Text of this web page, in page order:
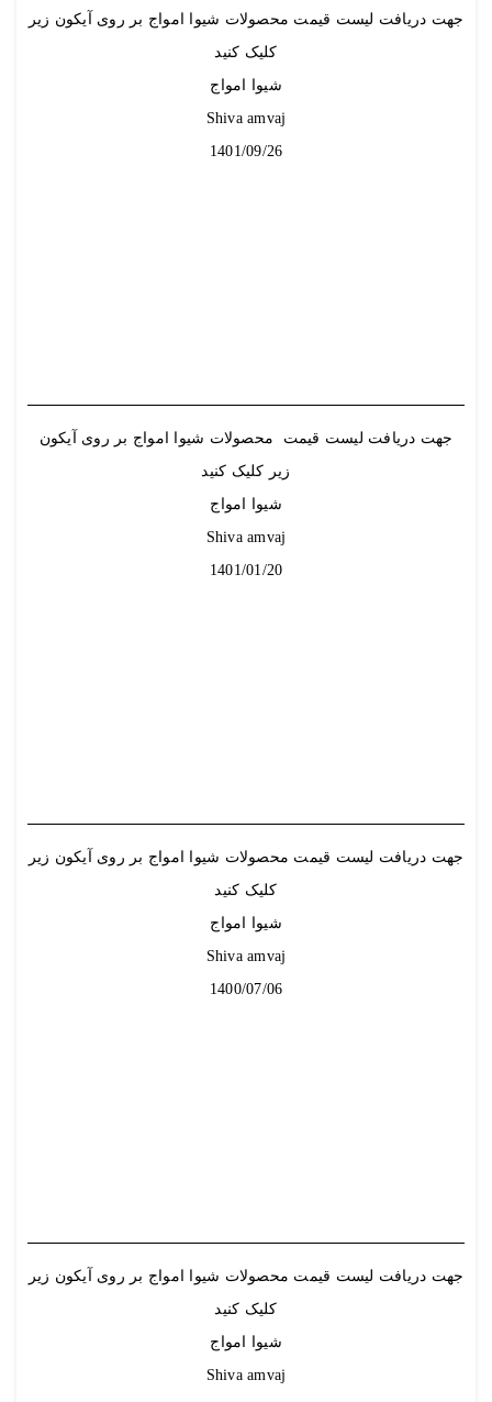
جهت دریافت لیست قیمت محصولات شیوا امواج بر روی آیکون زیر
کلیک کنید
شیوا امواج
Shiva amvaj
1401/09/26
جهت دریافت لیست قیمت
محصولات شیوا امواج بر روی آیکون
زیر کلیک کنید
شیوا امواج
Shiva amvaj
1401/01/20
جهت دریافت لیست قیمت محصولات شیوا امواج بر روی آیکون زیر
کلیک کنید
شیوا امواج
Shiva amvaj
1400/07/06
جهت دریافت لیست قیمت محصولات شیوا امواج بر روی آیکون زیر
کلیک کنید
شیوا امواج
Shiva amvaj